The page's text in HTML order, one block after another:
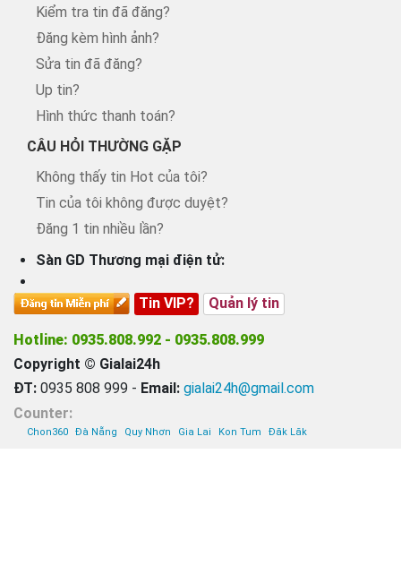
Kiểm tra tin đã đăng?
Đăng kèm hình ảnh?
Sửa tin đã đăng?
Up tin?
Hình thức thanh toán?
CÂU HỎI THƯỜNG GẶP
Không thấy tin Hot của tôi?
Tin của tôi không được duyệt?
Đăng 1 tin nhiều lần?
Sàn GD Thương mại điện tử:
Tin VIP? Quản lý tin
Hotline: 0935.808.992 - 0935.808.999
Copyright © Gialai24h
ĐT: 0935 808 999 - Email: gialai24h@gmail.com
Counter:
Chon360 Đà Nẵng Quy Nhơn Gia Lai Kon Tum Đăk Lăk